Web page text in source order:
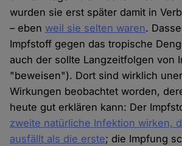
wurden sie erst später damit in
– eben weil sie selten waren.
Impfstoff gegen das tropische
auch der sollte Langzeitfolgen von
"beweisen"). Dort sind wirklich
Wirkungen beobachtet worden,
heute gut erklären kann: Der
zweite natürliche Infektion wirken,
ausfällt als die erste; die Impfung